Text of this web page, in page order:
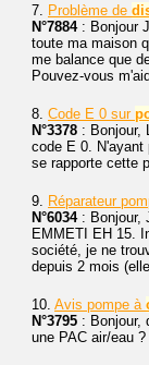
7. Problème de
N°7884: Bonjour
toute ma maison
me balance que
Pouvez-vous
8. Code E 0 sur
N°3378 : Bonjour,
code E 0. N'ayant
se rapporte cette
9. Réparateur
N°6034: Bonjour,
EMMETI EH 15.
société, je ne
depuis 2 mois
10. Avis pompe à
N°3795 : Bonjour,
une PAC air/eau